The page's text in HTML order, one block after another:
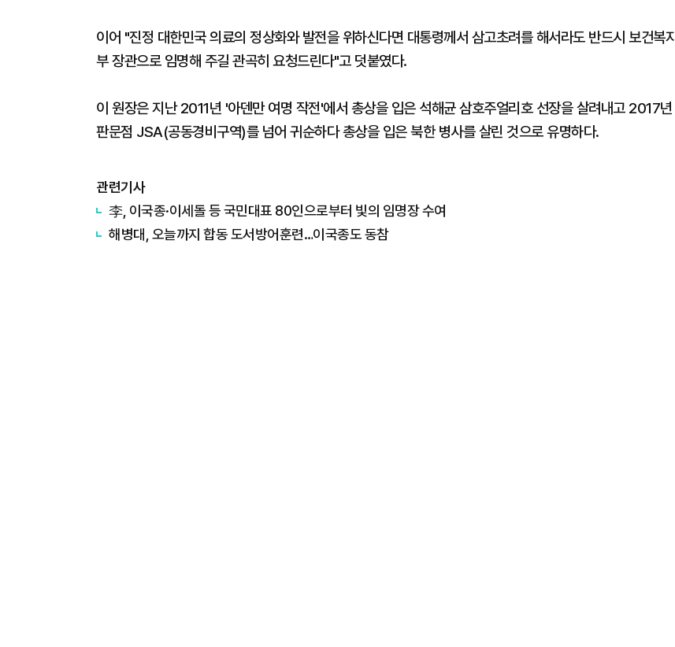
이어 "진정 대한민국 의료의 정상화와 발전을 위하신다면 대통령께서 삼고초려를 해서라도 반드시 보건복지
부 장관으로 임명해 주길 관곡히 요청드린다"고 덧붙였다.
이 원장은 지난 2011년 '아덴만 여명 작전'에서 총상을 입은 석해균 삼호주얼리호 선장을 살려내고 2017년
판문점 JSA(공동경비구역)를 넘어 귀순하다 총상을 입은 북한 병사를 살린 것으로 유명하다.
관련기사
李, 이국종·이세돌 등 국민대표 80인으로부터 빛의 임명장 수여
해병대, 오늘까지 합동 도서방어훈련…이국종도 동참